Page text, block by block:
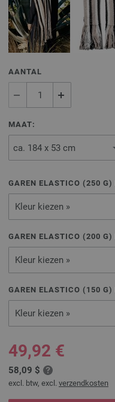
AANTAL
MAAT:
GAREN ELASTICO (250 G)
Kleur kiezen »
GAREN ELASTICO (200 G)
Kleur kiezen »
GAREN ELASTICO ( 150 G)
Kleur kiezen »
49,92 €
58,09 $
excl. btw, excl. verzendkosten